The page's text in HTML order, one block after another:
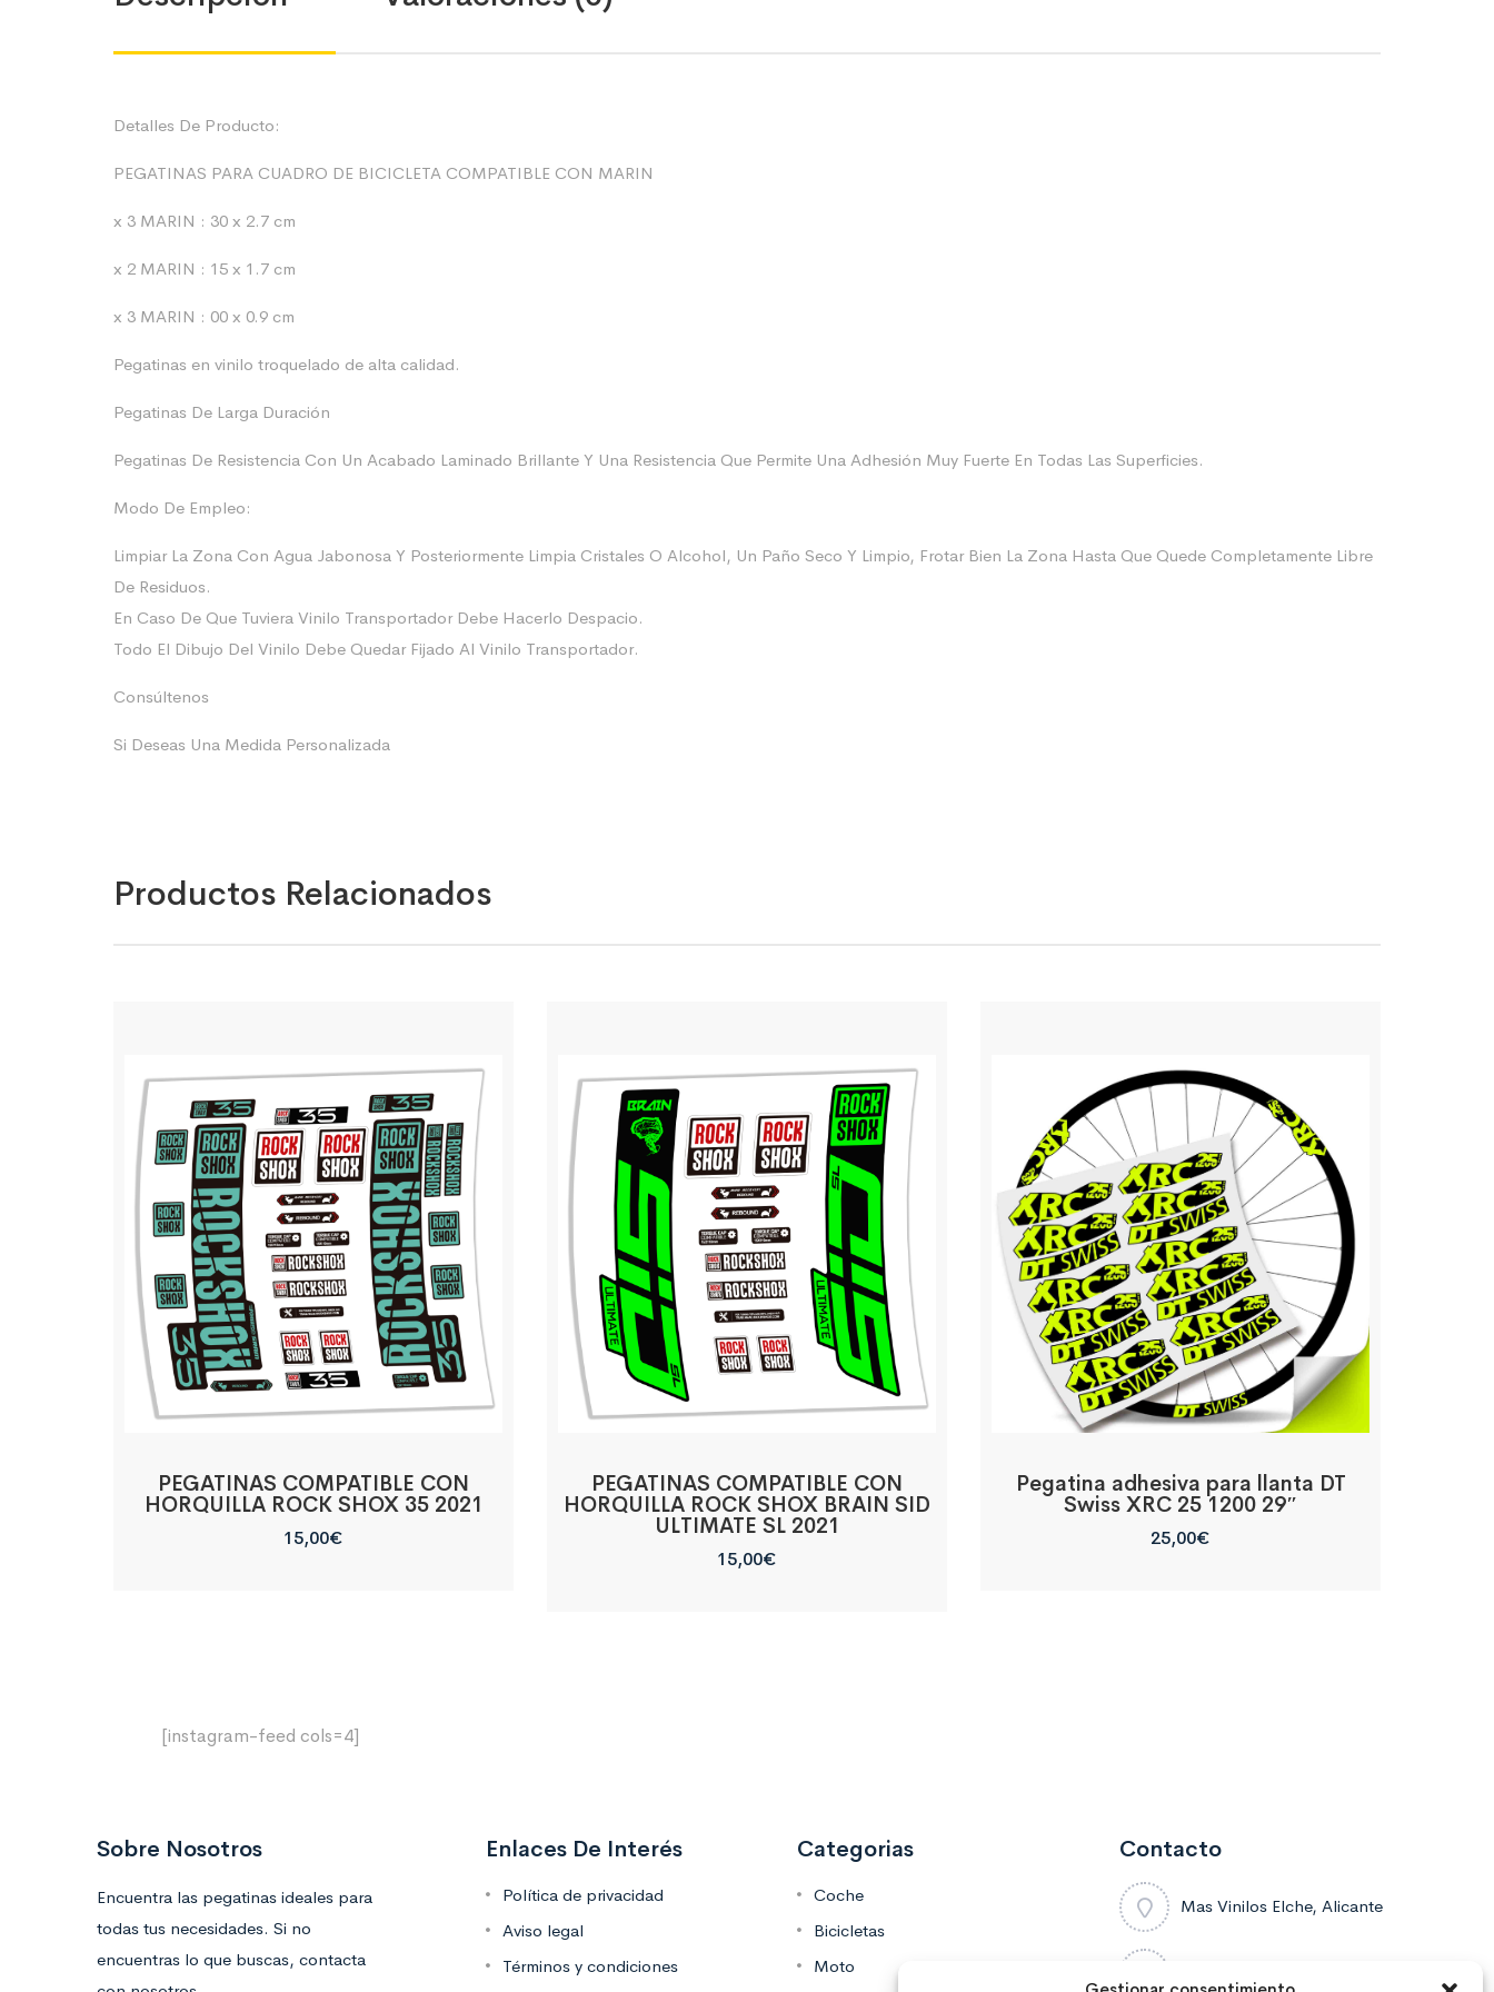
Detalles De Producto:
PEGATINAS PARA CUADRO DE BICICLETA COMPATIBLE CON MARIN
x 3 MARIN : 30 x 2.7 cm
x 2 MARIN : 15 x 1.7 cm
x 3 MARIN : 00 x 0.9 cm
Pegatinas en vinilo troquelado de alta calidad.
Pegatinas De Larga Duración
Pegatinas De Resistencia Con Un Acabado Laminado Brillante Y Una Resistencia Que Permite Una Adhesión Muy Fuerte En Todas Las Superficies.
Modo De Empleo:
Limpiar La Zona Con Agua Jabonosa Y Posteriormente Limpia Cristales O Alcohol, Un Paño Seco Y Limpio, Frotar Bien La Zona Hasta Que Quede Completamente Libre
De Residuos.
En Caso De Que Tuviera Vinilo Transportador Debe Hacerlo Despacio.
Todo El Dibujo Del Vinilo Debe Quedar Fijado Al Vinilo Transportador.
Consúltenos
Si Deseas Una Medida Personalizada
Productos Relacionados
PEGATINAS COMPATIBLE CON
HORQUILLA ROCK SHOX 35 2021
15,00€
PEGATINAS COMPATIBLE CON
HORQUILLA ROCK SHOX BRAIN SID
ULTIMATE SL 2021
15,00€
Pegatina adhesiva para llanta DT
Swiss XRC 25 1200 29″
25,00€
[instagram-feed cols=4]
Sobre Nosotros
Encuentra las pegatinas ideales para
todas tus necesidades. Si no
encuentras lo que buscas, contacta
Enlaces De Interés
Política de privacidad
Aviso legal
Términos y condiciones
Categorias
Coche
Bicicletas
Moto
Contacto
Mas Vinilos Elche, Alicante